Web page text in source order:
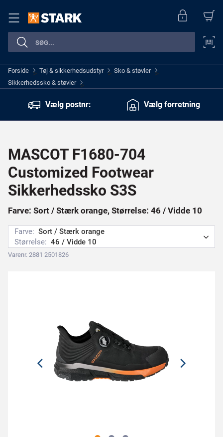
Forside > Tøj & sikkerhedsudstyr > Sko & støvler >
Sikkerhedssko & støvler >
Vælg postnr:
Vælg forretning
MASCOT F1680-704
Customized Footwear
Sikkerhedssko S3S
Farve: Sort / Stærk orange, Størrelse: 46 / Vidde 10
Farve: Sort / Stærk orange
Størrelse: 46 / Vidde 10
Varenr. 2881 2501826